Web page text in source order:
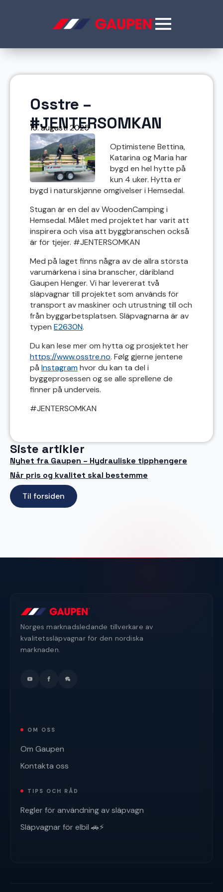
Osstre –
#JENTERSOMKAN
15. augusti 2025
Optimistene Bettina,
Katarina og Maria har
bygd en hel hytte på
kun 4 uker. Hytta er
bygd i naturskjønne omgivelser i Hemsedal.
Stugan är en del av WoodenCamping i
Hemsedal. Målet med projektet har varit att
inspirera och visa att byggbranschen också
är för tjejer. #JENTERSOMKAN
Med på laget finns några av de allra största
varumärkena i sina branscher, däribland
Gaupen Henger. Vi har levererat två
släpvagnar till projektet som används för
transport av maskiner och utrustning till och
från byggarbetsplatsen. Släpvagnarna är av
typen E2630N.
Du kan lese mer om hytta og prosjektet her
https://www.osstre.no. Følg gjerne jentene
på Instagramhvor du kan ta del i
byggeprosessen og se alle sprellene de
finner på underveis.
#JENTERSOMKAN
Siste artikler
Nyhet fra Gaupen – Hydrauliske tipphengere
Når pris og kvalitet skal bestemme
Til forsiden
Norges marknadsledande tillverkare av
kvalitetssläpvagnar för den nordiska
marknaden.
OM OSS
Om Gaupen
Kontakta oss
TIPS OCH RÅD
Regler för användning av släpvagn
Släpvagnar för elbil 🚗⚡